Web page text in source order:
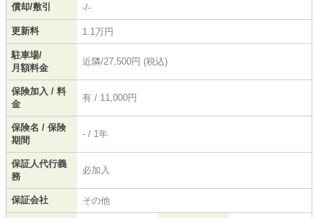
償却/敷引 -/-
更新料 1.1万円
駐車場/
月額料金
近隣/27,500円 (税込)
保険加入 / 料
金
有 / 11,000円
保険名 / 保険
期間
- / 1年
保証人代行義
務
必加入
保証会社 その他